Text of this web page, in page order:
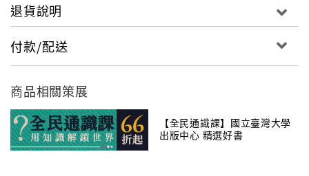
可說是二十世紀臺灣╱中國╱東亞人民生命史的類型之
一，小說中對於日本國家體制以及日本國民性的反思隨
處可見，這些反思即使到了今天仍然有可供借鏡之處，
具有明確的現實與歷史意義。
◎臺大中文系梅家玲教授、日本愛知大學黃英哲教授專
文導讀
退貨說明
付款/配送
商品相關策展
【全民通識課】國立臺灣大學
出版中心 精選好書